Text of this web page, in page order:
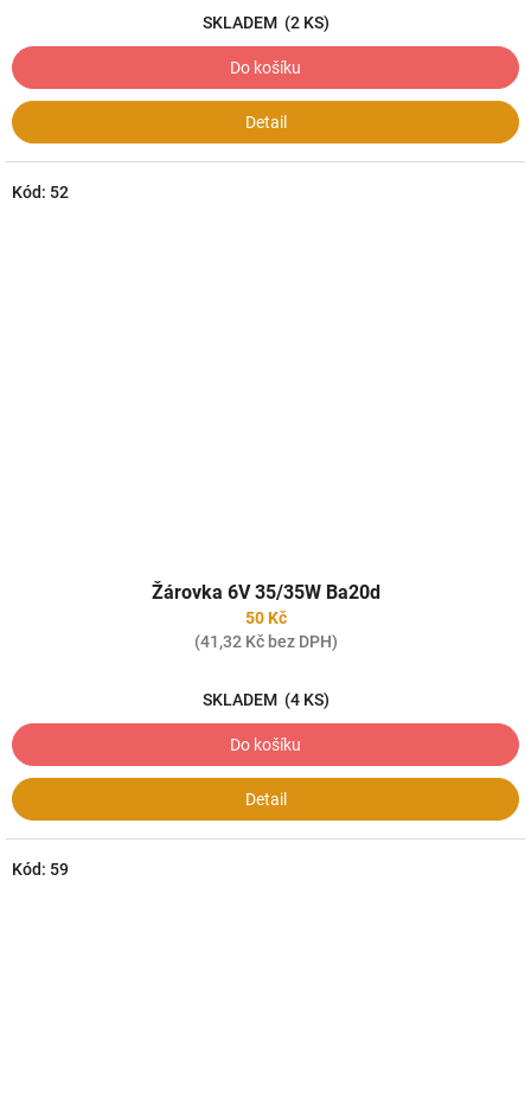
SKLADEM (2 KS)
Do košíku
Detail
Žárovka 6V 35/35W Ba20d
50 Kč
(41,32 Kč bez DPH)
SKLADEM (4 KS)
Do košíku
Detail
Kód: 52
Kód: 59